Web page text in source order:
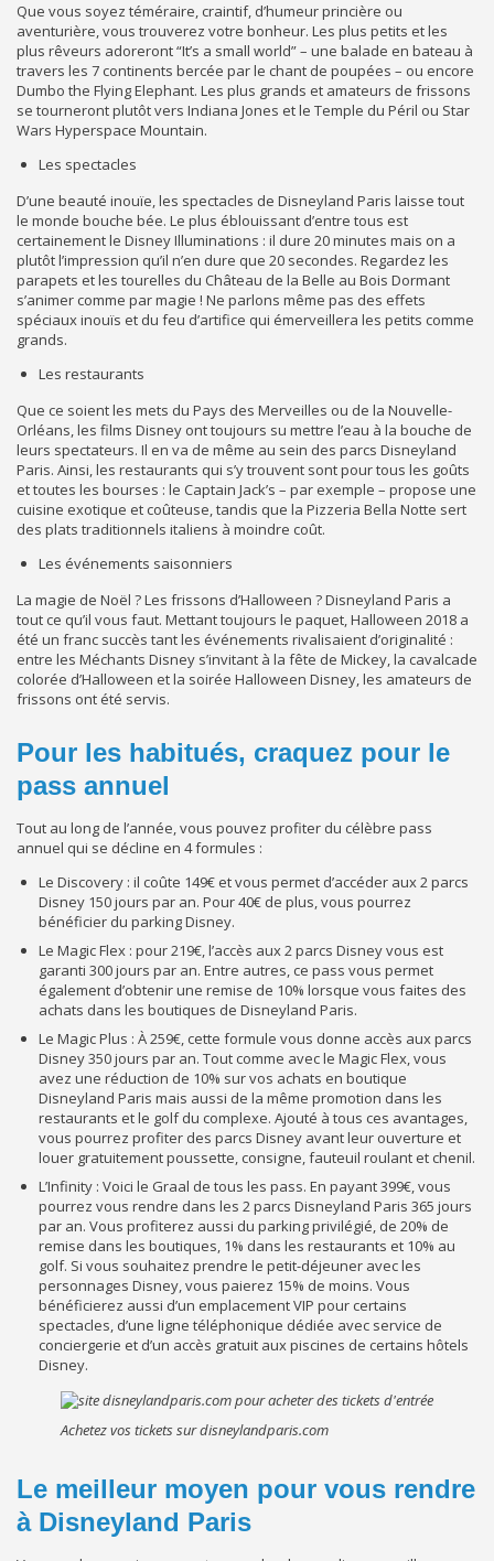
Que vous soyez téméraire, craintif, d’humeur princière ou
aventurière, vous trouverez votre bonheur. Les plus petits et les
plus rêveurs adoreront “It’s a small world” – une balade en bateau à
travers les 7 continents bercée par le chant de poupées – ou encore
Dumbo the Flying Elephant. Les plus grands et amateurs de frissons
se tourneront plutôt vers Indiana Jones et le Temple du Péril ou Star
Wars Hyperspace Mountain.
Les spectacles
D’une beauté inouïe, les spectacles de Disneyland Paris laisse tout
le monde bouche bée. Le plus éblouissant d’entre tous est
certainement le Disney Illuminations : il dure 20 minutes mais on a
plutôt l’impression qu’il n’en dure que 20 secondes. Regardez les
parapets et les tourelles du Château de la Belle au Bois Dormant
s’animer comme par magie ! Ne parlons même pas des effets
spéciaux inouïs et du feu d’artifice qui émerveillera les petits comme
grands.
Les restaurants
Que ce soient les mets du Pays des Merveilles ou de la Nouvelle-
Orléans, les films Disney ont toujours su mettre l’eau à la bouche de
leurs spectateurs. Il en va de même au sein des parcs Disneyland
Paris. Ainsi, les restaurants qui s’y trouvent sont pour tous les goûts
et toutes les bourses : le Captain Jack’s – par exemple – propose une
cuisine exotique et coûteuse, tandis que la Pizzeria Bella Notte sert
des plats traditionnels italiens à moindre coût.
Les événements saisonniers
La magie de Noël ? Les frissons d’Halloween ? Disneyland Paris a
tout ce qu’il vous faut. Mettant toujours le paquet, Halloween 2018 a
été un franc succès tant les événements rivalisaient d’originalité :
entre les Méchants Disney s’invitant à la fête de Mickey, la cavalcade
colorée d’Halloween et la soirée Halloween Disney, les amateurs de
frissons ont été servis.
Pour les habitués, craquez pour le
pass annuel
Tout au long de l’année, vous pouvez profiter du célèbre pass
annuel qui se décline en 4 formules :
Le Discovery : il coûte 149€ et vous permet d’accéder aux 2 parcs
Disney 150 jours par an. Pour 40€ de plus, vous pourrez
bénéficier du parking Disney.
Le Magic Flex : pour 219€, l’accès aux 2 parcs Disney vous est
garanti 300 jours par an. Entre autres, ce pass vous permet
également d’obtenir une remise de 10% lorsque vous faites des
achats dans les boutiques de Disneyland Paris.
Le Magic Plus : À 259€, cette formule vous donne accès aux parcs
Disney 350 jours par an. Tout comme avec le Magic Flex, vous
avez une réduction de 10% sur vos achats en boutique
Disneyland Paris mais aussi de la même promotion dans les
restaurants et le golf du complexe. Ajouté à tous ces avantages,
vous pourrez profiter des parcs Disney avant leur ouverture et
louer gratuitement poussette, consigne, fauteuil roulant et chenil.
L’Infinity : Voici le Graal de tous les pass. En payant 399€, vous
pourrez vous rendre dans les 2 parcs Disneyland Paris 365 jours
par an. Vous profiterez aussi du parking privilégié, de 20% de
remise dans les boutiques, 1% dans les restaurants et 10% au
golf. Si vous souhaitez prendre le petit-déjeuner avec les
personnages Disney, vous paierez 15% de moins. Vous
bénéficierez aussi d’un emplacement VIP pour certains
spectacles, d’une ligne téléphonique dédiée avec service de
conciergerie et d’un accès gratuit aux piscines de certains hôtels
Disney.
Achetez vos tickets sur disneylandparis.com
Le meilleur moyen pour vous rendre
à Disneyland Paris